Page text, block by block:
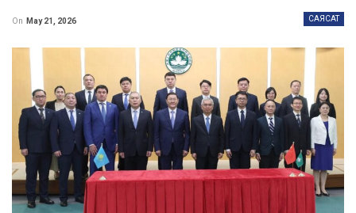
САЯСАТ
On May 21, 2026